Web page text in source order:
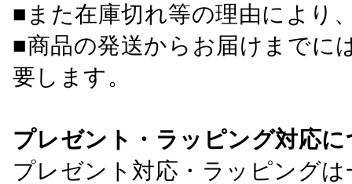
■また在庫切れ等の理由により
■商品の発送からお届けまでに
要します。
プレゼント・ラッピング対応
プレゼント対応・ラッピング